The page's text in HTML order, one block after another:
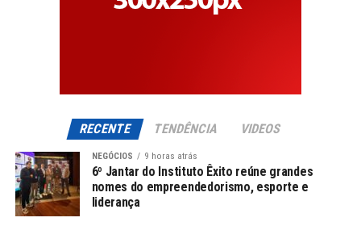
RECENTE TENDÊNCIA VIDEOS
NEGÓCIOS 9 horas atrás
6º Jantar do Instituto Êxito reúne grandes
nomes do empreendedorismo, esporte e
liderança